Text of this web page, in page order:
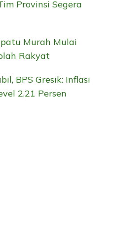
Provinsi Segera
Murah Mulai
Rakyat
BPS Gresik: Inflasi
2,21 Persen